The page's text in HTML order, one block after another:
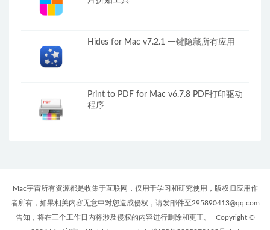
Hides for Mac v7.2.1 一键隐藏所有应用
Print to PDF for Mac v6.7.8 PDF打印驱动
程序
Mac宇宙所有资源都是收集于互联网，仅用于学习和研究使用，版权归应用作
者所有，如果相关内容无意中对您造成侵权，请发邮件至295890413@qq.com
告知，将在三个工作日内将涉及侵权的内容进行删除和更正。
Copyright ©